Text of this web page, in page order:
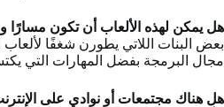
هل يمكن لهذه الألعاب أن تكون مسارًا
بعض البنات اللاتي يطورن شغفًا
مجال البرمجة بفضل المهارات التي
هل هناك مجتمعات أو نوادي على